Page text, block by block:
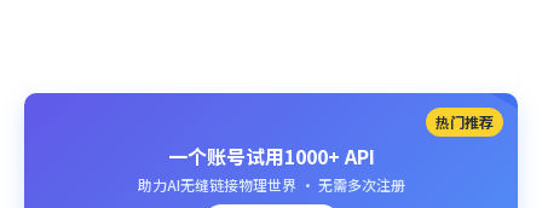
热门推荐
一个账号试用1000+ API
助力AI无缝链接物理世界 · 无需多次注册